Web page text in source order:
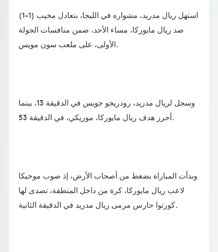
استهل ريال مدريد، مشواره في الليجا، بتعادل مخيب (1-1)
ضد ريال مايوركا، مساء الأحد، ضمن منافسات الجولة
الأولى، على ملعب سون مويس.
وسجل لريال مدريد، رودريجو جويس في الدقيقة 13، بينما
أحرز هدف ريال مايوركا، موريكي، في الدقيقة 53.
وبدأت المباراة بضغط من أصحاب الأرض، إذ صوب موخيكا
لاعب ريال مايوركا، كرة من داخل المنطقة، تصدى لها
كورتوا حارس مرمى ريال مدريد في الدقيقة الثانية.